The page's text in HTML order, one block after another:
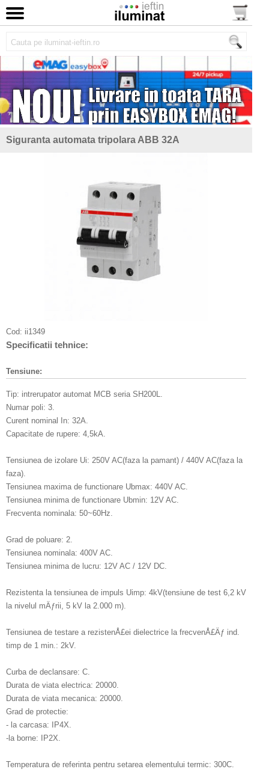
Siguranta automata tripolara ABB 32A
Cod: ii1349
Specificatii tehnice:
Tensiune:
Tip: intrerupator automat MCB seria SH200L.
Numar poli: 3.
Curent nominal In: 32A.
Capacitate de rupere: 4,5kA.
Tensiunea de izolare Ui: 250V AC(faza la pamant) / 440V AC(faza la
faza).
Tensiunea maxima de functionare Ubmax: 440V AC.
Tensiunea minima de functionare Ubmin: 12V AC.
Frecventa nominala: 50~60Hz.
Grad de poluare: 2.
Tensiunea nominala: 400V AC.
Tensiunea minima de lucru: 12V AC / 12V DC.
Rezistenta la tensiunea de impuls Uimp: 4kV(tensiune de test 6,2 kV
la nivelul mÄƒrii, 5 kV la 2.000 m).
Tensiunea de testare a rezistenÅ£ei dielectrice la frecvenÅ£Äƒ ind.
timp de 1 min.: 2kV.
Curba de declansare: C.
Durata de viata electrica: 20000.
Durata de viata mecanica: 20000.
Grad de protectie:
- la carcasa: IP4X.
-la borne: IP2X.
Temperatura de referinta pentru setarea elementului termic: 300C.